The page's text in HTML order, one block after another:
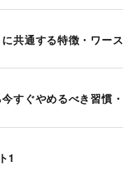
共通する特徴・ワース
すぐやめるべき習慣・
1